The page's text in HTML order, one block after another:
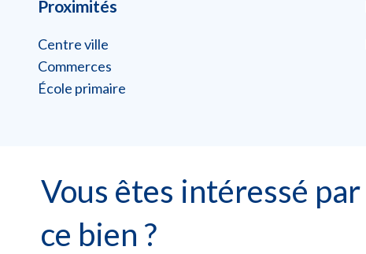
Proximités
Centre ville
Commerces
École primaire
Vous êtes intéressé par
ce bien ?